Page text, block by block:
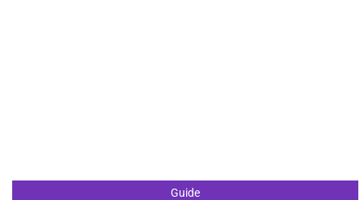
Guide